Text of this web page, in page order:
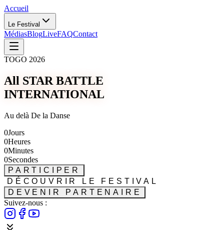
Accueil
Le Festival
MédiasBlogLiveFAQContact
TOGO 2026
All STAR BATTLE
INTERNATIONAL
Au delà De la Danse
0Jours
0Heures
0Minutes
0Secondes
PARTICIPER
DÉCOUVRIR LE FESTIVAL
DEVENIR PARTENAIRE
Suivez-nous :